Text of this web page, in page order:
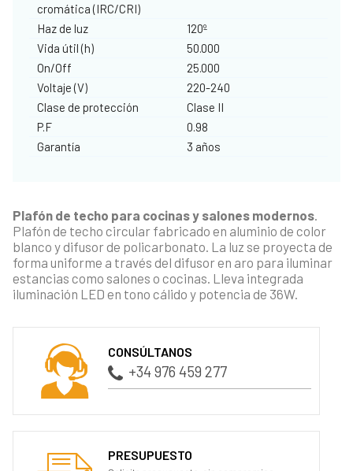
cromática (IRC/CRI)
Haz de luz
120º
Vida útil (h)
50.000
On/Off
25.000
Voltaje (V)
220-240
Clase de protección
Clase II
P.F
0.98
Garantía
3 años
Plafón de techo para cocinas y salones modernos
Plafón de techo circular fabricado en aluminio de color
blanco y difusor de policarbonato. La luz se proyecta de
forma uniforme a través del difusor en aro para iluminar
estancias como salones o cocinas. Lleva integrada
iluminación LED en tono cálido y potencia de 36W.
CONSÚLTANOS
+34 976 459 277
PRESUPUESTO